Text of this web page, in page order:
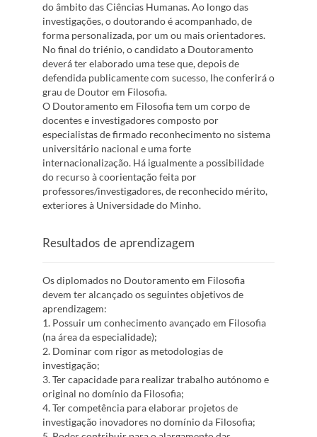
do âmbito das Ciências Humanas. Ao longo das
investigações, o doutorando é acompanhado, de
forma personalizada, por um ou mais orientadores.
No final do triénio, o candidato a Doutoramento
deverá ter elaborado uma tese que, depois de
defendida publicamente com sucesso, lhe conferirá o
grau de Doutor em Filosofia.
O Doutoramento em Filosofia tem um corpo de
docentes e investigadores composto por
especialistas de firmado reconhecimento no sistema
universitário nacional e uma forte
internacionalização. Há igualmente a possibilidade
do recurso à coorientação feita por
professores/investigadores, de reconhecido mérito,
exteriores à Universidade do Minho.
Resultados de aprendizagem
Os diplomados no Doutoramento em Filosofia
devem ter alcançado os seguintes objetivos de
aprendizagem:
1. Possuir um conhecimento avançado em Filosofia
(na área da especialidade);
2. Dominar com rigor as metodologias de
investigação;
3. Ter capacidade para realizar trabalho autónomo e
original no domínio da Filosofia;
4. Ter competência para elaborar projetos de
investigação inovadores no domínio da Filosofia;